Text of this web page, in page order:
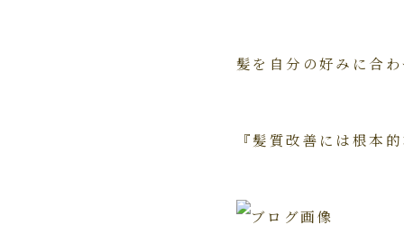
髪を自分の好みに合
『髪質改善には根本